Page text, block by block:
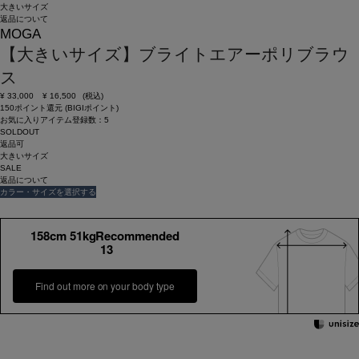
大きいサイズ
返品について
MOGA
【大きいサイズ】ブライトエアーポリブラウ
ス
¥ 33,000 ¥ 16,500
(税込)
150ポイント還元 (BIGIポイント)
お気に入りアイテム登録数： 5
SOLDOUT
返品可
大きいサイズ
SALE
返品について
カラー・サイズを選択する
158cm 51kgRecommended
13
Find out more on your body type